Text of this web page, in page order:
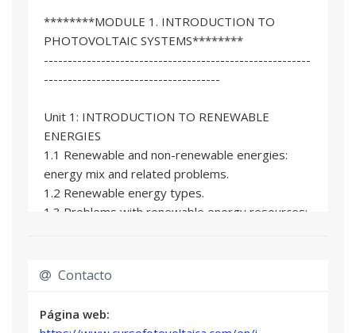
Salvador Orts Grau
Profesor/a Titular de Universidad
Martín Seguí Cotano
Profesional del sector
Profesional del sector
********MODULE 1. INTRODUCTION TO
PHOTOVOLTAIC SYSTEMS********
--------------------------------------------------------
-------------------------------------
Unit 1: INTRODUCTION TO RENEWABLE
ENERGIES
1.1 Renewable and non-renewable energies:
energy mix and related problems.
1.2 Renewable energy types.
1.3 Problems with renewable energy resources:
2.1. Introduction.
2.2. Photovoltaic solar cells.
Contacto
Página web: